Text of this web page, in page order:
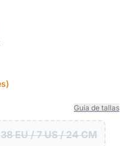
Guía de tallas
38 EU / 7 US / 24 CM